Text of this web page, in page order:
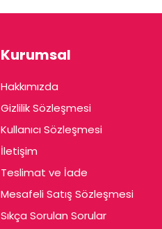
Kurumsal
Hakkımızda
Gizlilik Sözleşmesi
Kullanıcı Sözleşmesi
İletişim
Teslimat ve İade
Mesafeli Satış Sözleşmesi
Sıkça Sorulan Sorular